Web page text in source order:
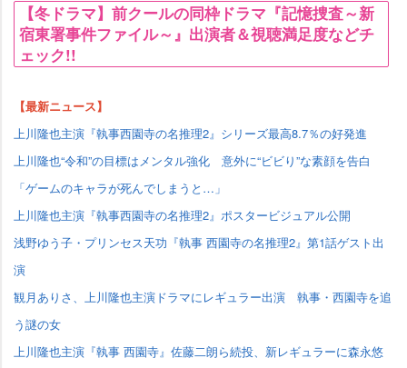
【冬ドラマ】前クールの同枠ドラマ『記憶捜査～新
宿東署事件ファイル～』出演者＆視聴満足度などチ
ェック!!
【最新ニュース】
上川隆也主演『執事西園寺の名推理2』シリーズ最高8.7％の好発進
上川隆也“令和”の目標はメンタル強化 意外に“ビビり”な素顔を告白
「ゲームのキャラが死んでしまうと…」
上川隆也主演『執事西園寺の名推理2』ポスタービジュアル公開
浅野ゆう子・プリンセス天功『執事 西園寺の名推理2』第1話ゲスト出
演
観月ありさ、上川隆也主演ドラマにレギュラー出演 執事・西園寺を追
う謎の女
上川隆也主演『執事 西園寺』佐藤二朗ら続投、新レギュラーに森永悠